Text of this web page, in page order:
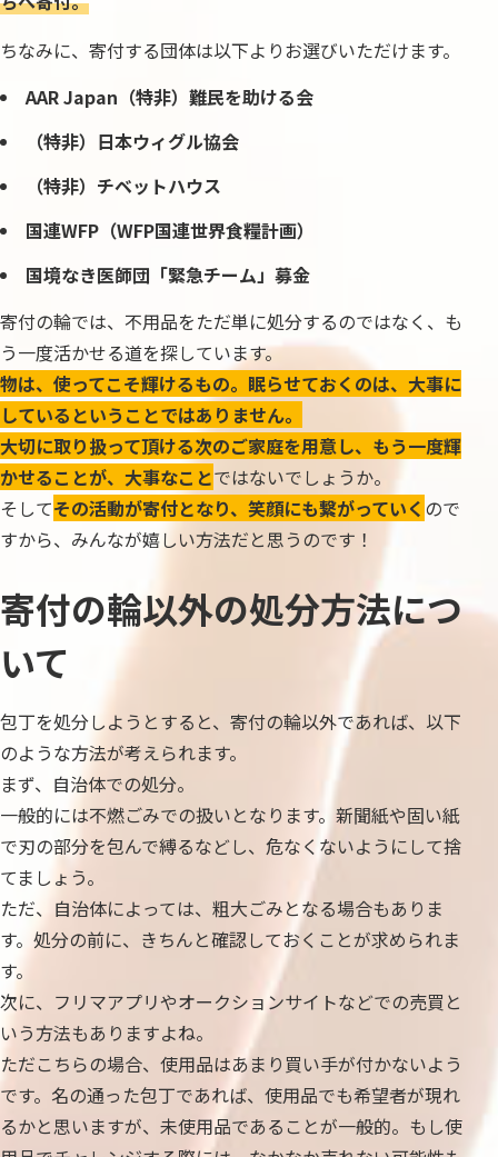
ちなみに、寄付する団体は以下よりお選びいただけます。
AAR Japan（特非）難民を助ける会
（特非）日本ウィグル協会
（特非）チベットハウス
国連WFP（WFP国連世界食糧計画）
国境なき医師団「緊急チーム」募金
寄付の輪では、不用品をただ単に処分するのではなく、も
う一度活かせる道を探しています。
物は、使ってこそ輝けるもの。眠らせておくのは、大事に
しているということではありません。
大切に取り扱って頂ける次のご家庭を用意し、もう一度輝
かせることが、大事なことではないでしょうか。
そしてその活動が寄付となり、笑顔にも繋がっていく ので
すから、みんなが嬉しい方法だと思うのです！
寄付の輪以外の処分方法につ
いて
包丁を処分しようとすると、寄付の輪以外であれば、以下
のような方法が考えられます。
まず、自治体での処分。
一般的には不燃ごみでの扱いとなります。新聞紙や固い紙
で刃の部分を包んで縛るなどし、危なくないようにして捨
てましょう。
ただ、自治体によっては、粗大ごみとなる場合もありま
す。処分の前に、きちんと確認しておくことが求められま
す。
次に、フリマアプリやオークションサイトなどでの売買と
いう方法もありますよね。
ただこちらの場合、使用品はあまり買い手が付かないよう
です。名の通った包丁であれば、使用品でも希望者が現れ
るかと思いますが、未使用品であることが一般的。もし使